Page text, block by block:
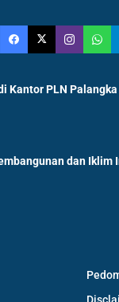
Kantor PLN Palangka
dan Iklim